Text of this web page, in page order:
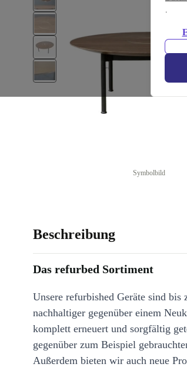
.
Symbolbild
Beschreibung
Das refurbed Sortiment
Unsere refurbished Geräte sind bis
nachhaltiger gegenüber einem
komplett erneuert und sorgfältig
gegenüber zum Beispiel
Außerdem bieten wir auch neue